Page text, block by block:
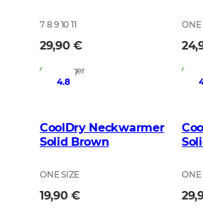
7 8 9 10 11
29,90 €
Auf Lager
ONE
4.8
CoolDry Neckwarmer
Solid Brown
ONE SIZE
19,90 €
ONE